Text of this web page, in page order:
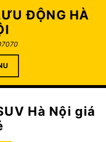
ĐỘNG HÀ
Hà Nội giá